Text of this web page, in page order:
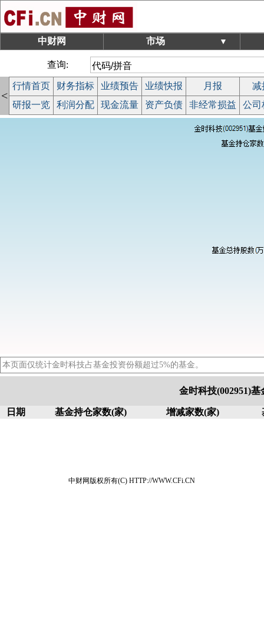
中财网 市场 ▼
查询:
<
行情首页 财务指标 业绩预告 业绩快报 月报
减
研报一览
利润分配 现金流量 资产负债 非经常损益 公司
本页面仅统计金时科技占基金投资份额超过5%的基金。
金时科技(002951)
日期 基金持仓家数(家) 增减家数(家)
中财网版权所有(C) HTTP://WWW.CFi.CN